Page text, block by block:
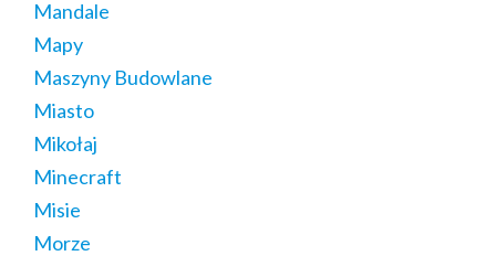
Mandale
Mapy
Maszyny Budowlane
Miasto
Mikołaj
Minecraft
Misie
Morze